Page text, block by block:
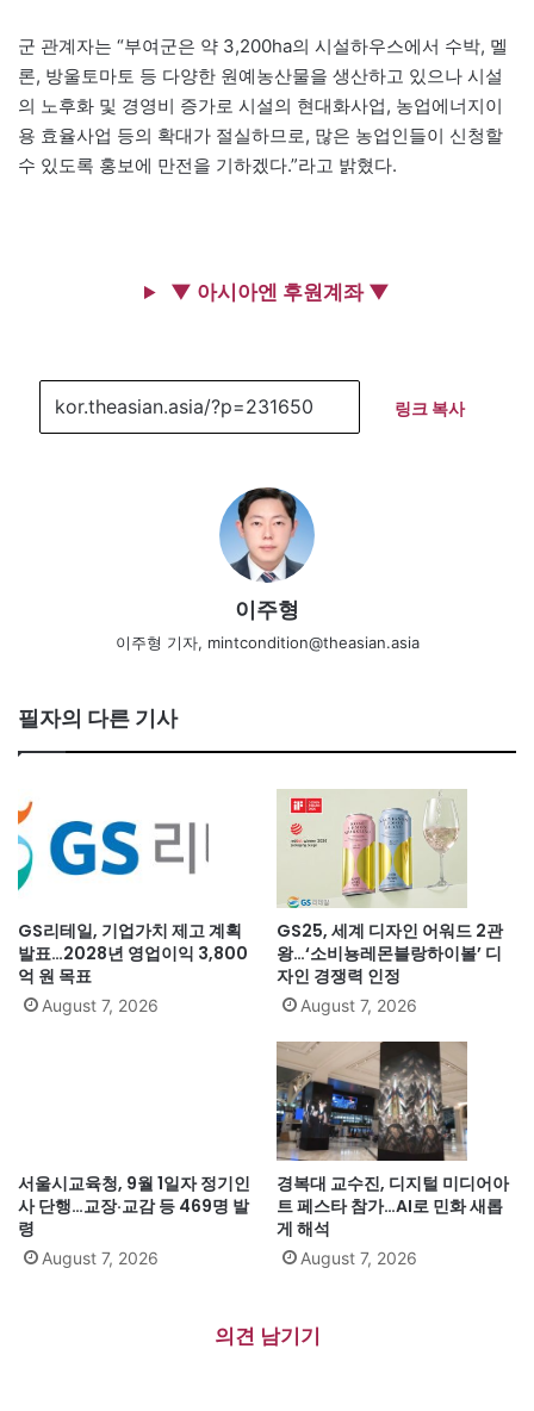
군 관계자는 “부여군은 약 3,200ha의 시설하우스에서 수박, 멜
론, 방울토마토 등 다양한 원예농산물을 생산하고 있으나 시설
의 노후화 및 경영비 증가로 시설의 현대화사업, 농업에너지이
용 효율사업 등의 확대가 절실하므로, 많은 농업인들이 신청할
수 있도록 홍보에 만전을 기하겠다.”라고 밝혔다.
▼ 아시아엔 후원계좌 ▼
링크 복사
이주형
이주형 기자, mintcondition@theasian.asia
필자의 다른 기사
GS리테일, 기업가치 제고 계획
발표…2028년 영업이익 3,800
억 원 목표
August 7, 2026
GS25, 세계 디자인 어워드 2관
왕…‘소비뇽레몬블랑하이볼’ 디
자인 경쟁력 인정
August 7, 2026
서울시교육청, 9월 1일자 정기인
사 단행…교장·교감 등 469명 발
령
August 7, 2026
경복대 교수진, 디지털 미디어아
트 페스타 참가…AI로 민화 새롭
게 해석
August 7, 2026
의견 남기기